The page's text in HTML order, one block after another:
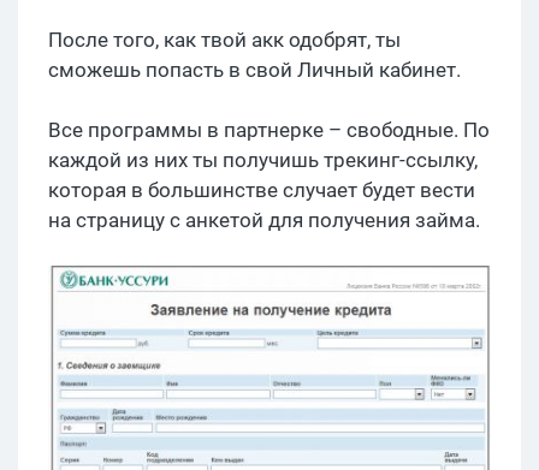
После того, как твой акк одобрят, ты
сможешь попасть в свой Личный кабинет.
Все программы в партнерке – свободные. По
каждой из них ты получишь трекинг-ссылку,
которая в большинстве случает будет вести
на страницу с анкетой для получения займа.